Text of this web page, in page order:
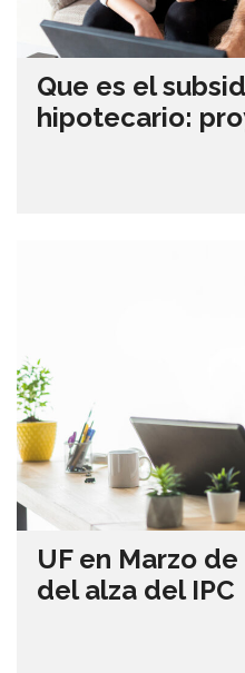
Que es el
hipotecario:
UF en Marzo
del alza del IPC